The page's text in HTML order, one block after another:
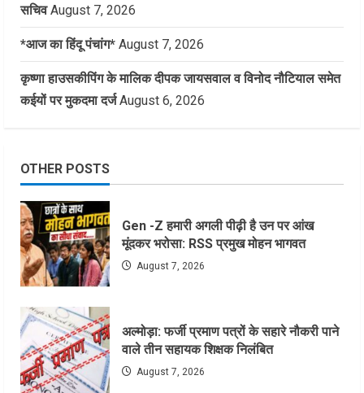
सचिव August 7, 2026
*आज का हिंदू पंचांग* August 7, 2026
कृष्णा हाउसकीपिंग के मालिक दीपक जायसवाल व विनोद नौटियाल समेत
कईयों पर मुकदमा दर्ज August 6, 2026
OTHER POSTS
Gen -Z हमारी अगली पीढ़ी है उन पर आंख
मूंदकर भरोसा: RSS प्रमुख मोहन भागवत
August 7, 2026
अल्मोड़ा: फर्जी प्रमाण पत्रों के सहारे नौकरी पाने
वाले तीन सहायक शिक्षक निलंबित
August 7, 2026